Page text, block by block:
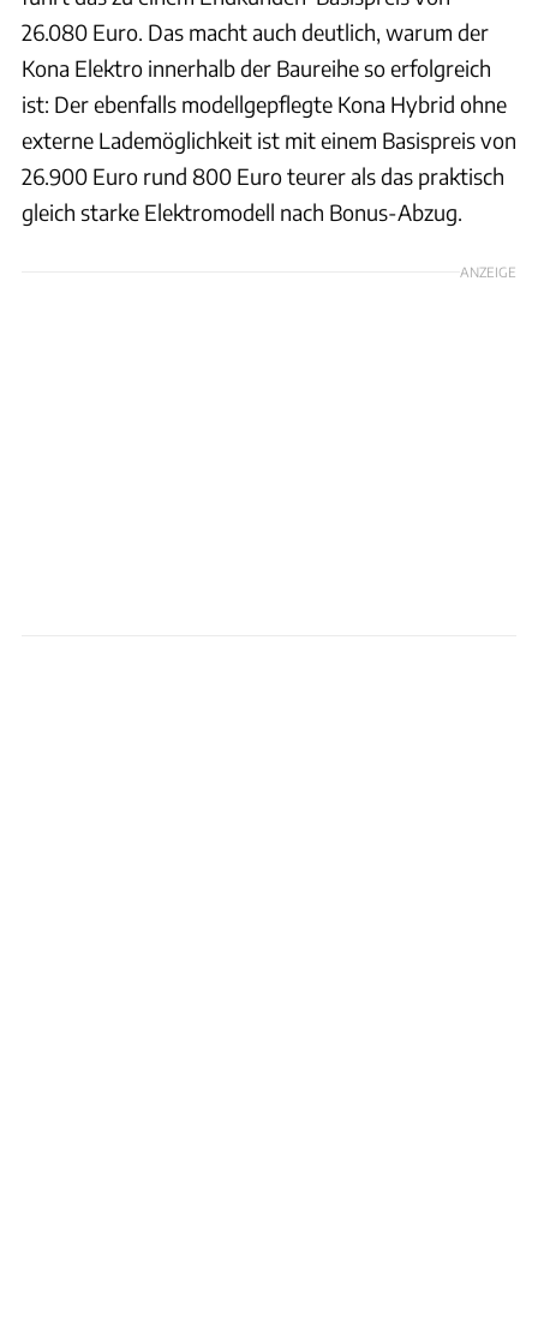
26.080 Euro. Das macht auch deutlich, warum der
Kona Elektro innerhalb der Baureihe so erfolgreich
ist: Der ebenfalls modellgepflegte Kona Hybrid ohne
externe Lademöglichkeit ist mit einem Basispreis von
26.900 Euro rund 800 Euro teurer als das praktisch
gleich starke Elektromodell nach Bonus-Abzug.
ANZEIGE